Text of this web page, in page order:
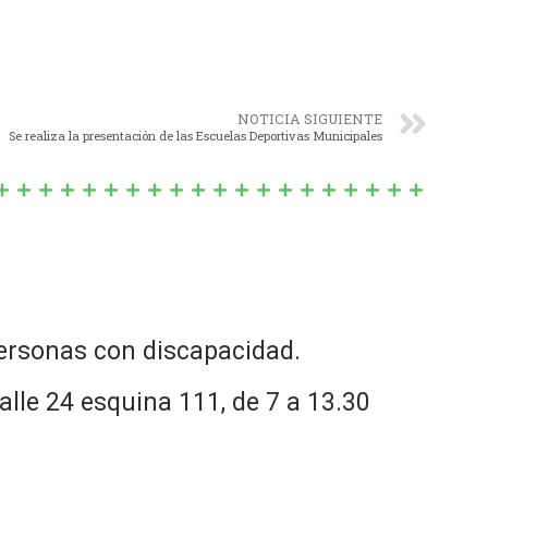
NOTICIA SIGUIENTE
Se realiza la presentación de las Escuelas Deportivas Municipales
con discapacidad.
24 esquina 111, de 7 a 13.30